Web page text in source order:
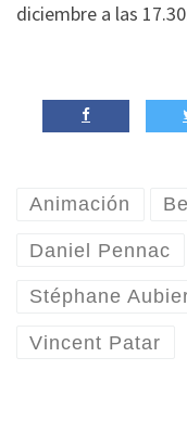
diciembre a las
Animación
Daniel Pennac
Stéphane
Vincent Patar